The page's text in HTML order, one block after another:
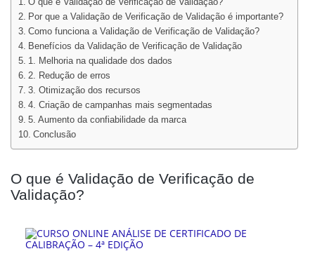
Por que a Validação de Verificação de Validação é importante?
Como funciona a Validação de Verificação de Validação?
Benefícios da Validação de Verificação de Validação
1. Melhoria na qualidade dos dados
2. Redução de erros
3. Otimização dos recursos
4. Criação de campanhas mais segmentadas
5. Aumento da confiabilidade da marca
Conclusão
O que é Validação de Verificação de
Validação?